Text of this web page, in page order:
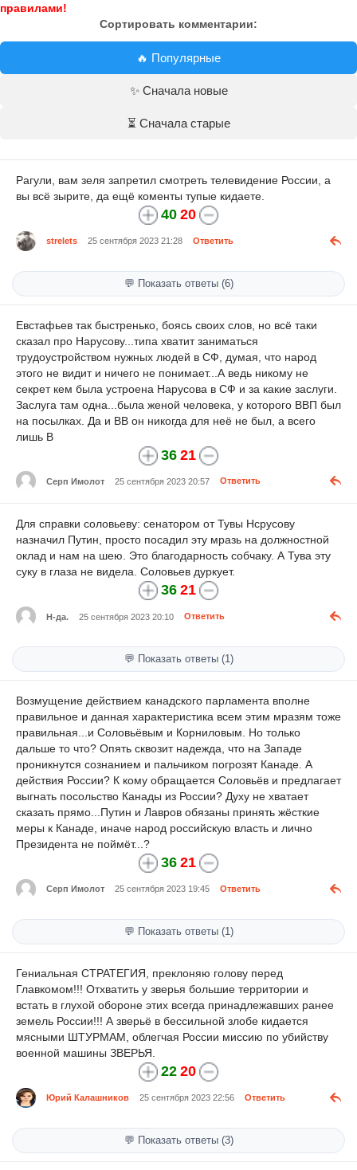
правилами!
Сортировать комментарии:
🔥 Популярные
✨ Сначала новые
⏳ Сначала старые
Рагули, вам зеля запретил смотреть телевидение России, а
вы всё зырите, да ещё коменты тупые кидаете.
40 20
strelets 25 сентября 2023 21:28 Ответить
💬 Показать ответы (6)
Евстафьев так быстренько, боясь своих слов, но всё таки
сказал про Нарусову...типа хватит заниматься
трудоустройством нужных людей в СФ, думая, что народ
этого не видит и ничего не понимает...А ведь никому не
секрет кем была устроена Нарусова в СФ и за какие заслуги.
Заслуга там одна...была женой человека, у которого ВВП был
на посылках. Да и ВВ он никогда для неё не был, а всего
лишь В
36 21
Серп Имолот 25 сентября 2023 20:57 Ответить
Для справки соловьеву: сенатором от Тувы Нсрусову
назначил Путин, просто посадил эту мразь на должностной
оклад и нам на шею. Это благодарность собчаку. А Тува эту
суку в глаза не видела. Соловьев дуркует.
36 21
Н-да. 25 сентября 2023 20:10 Ответить
💬 Показать ответы (1)
Возмущение действием канадского парламента вполне
правильное и данная характеристика всем этим мразям тоже
правильная...и Соловьёвым и Корниловым. Но только
дальше то что? Опять сквозит надежда, что на Западе
проникнутся сознанием и пальчиком погрозят Канаде. А
действия России? К кому обращается Соловьёв и предлагает
выгнать посольство Канады из России? Духу не хватает
сказать прямо...Путин и Лавров обязаны принять жёсткие
меры к Канаде, иначе народ российскую власть и лично
Президента не поймёт...?
36 21
Серп Имолот 25 сентября 2023 19:45 Ответить
💬 Показать ответы (1)
Гениальная СТРАТЕГИЯ, преклоняю голову перед
Главкомом!!! Отхватить у зверья большие территории и
встать в глухой обороне этих всегда принадлежавших ранее
земель России!!! А зверьё в бессильной злобе кидается
мясными ШТУРМАМ, облегчая России миссию по убийству
военной машины ЗВЕРЬЯ.
22 20
Юрий Калашников 25 сентября 2023 22:56 Ответить
💬 Показать ответы (3)